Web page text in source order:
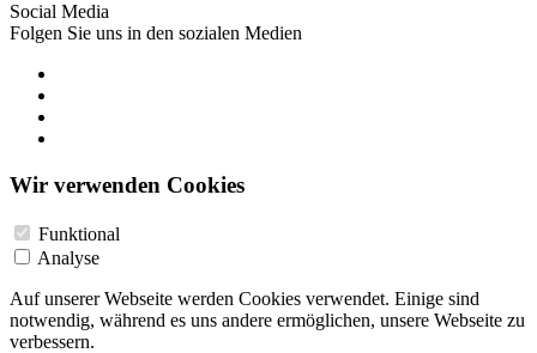
Social Media
Folgen Sie uns in den sozialen Medien
Wir verwenden Cookies
Funktional
Analyse
Auf unserer Webseite werden Cookies verwendet. Einige sind
notwendig, während es uns andere ermöglichen, unsere Webseite zu
verbessern.